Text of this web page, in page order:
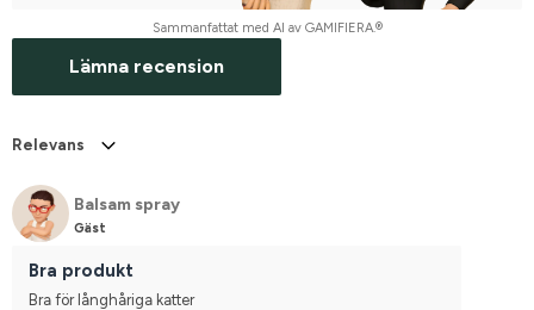
Sammanfattat med AI av GAMIFIERA.®
Lämna recension
Relevans
Balsam spray
Gäst
Bra produkt
Bra för långhåriga katter